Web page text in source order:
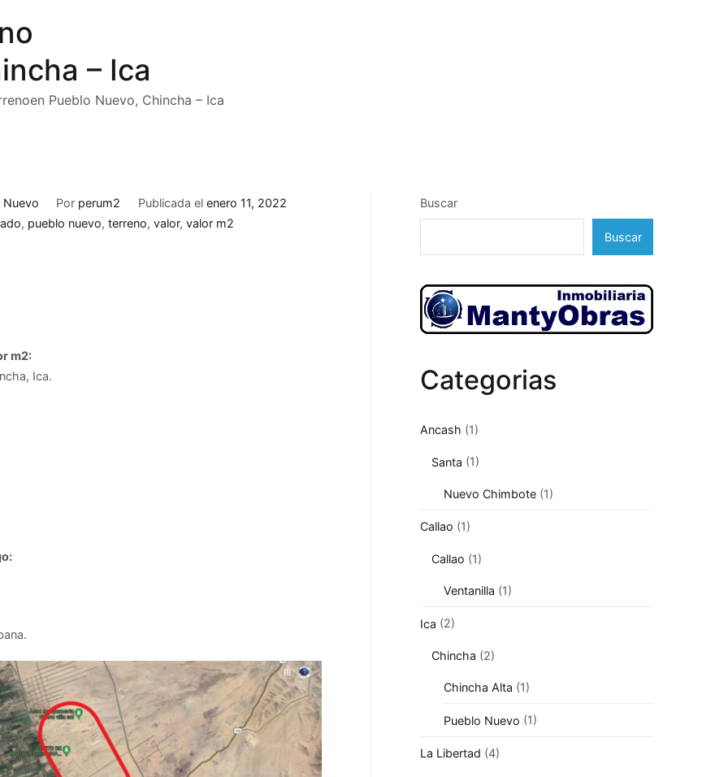
– Ica
Pueblo Nuevo, Chincha – Ica
Nuevo Por perum2 Publicada el enero 11, 2022
, pueblo nuevo, terreno, valor, valor m2
m2:
Ica.
Buscar
Buscar
Categorias
Ancash (1)
Santa (1)
Nuevo Chimbote(1)
Callao (1)
Callao (1)
Ventanilla (1)
Ica (2)
Chincha (2)
Chincha Alta (1)
Pueblo Nuevo (1)
La Libertad (4)